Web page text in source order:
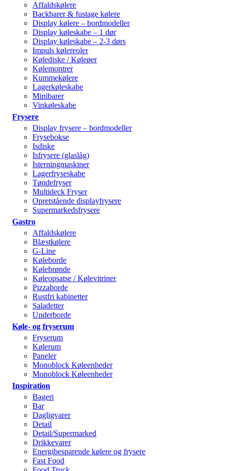
Affaldskølere
Backbarer & fustage kølere
Display kølere – bordmodeller
Display køleskabe – 1 dør
Display køleskabe – 2-3 dørs
Impuls kølereoler
Kølediske / Køleøer
Kølemontrer
Kummekølere
Lagerkøleskabe
Minibarer
Vinkøleskabe
Frysere
Display frysere – bordmodeller
Frysebokse
Isdiske
Isfrysere (glaslåg)
Isterningmaskiner
Lagerfryseskabe
Tøndefryser
Multideck Fryser
Opretstående displayfrysere
Supermarkedsfrysere
Gastro
Affaldskølere
Blæstkølere
G-Line
Køleborde
Kølebrønde
Køleopsatse / Kølevitriner
Pizzaborde
Rustfri kabinetter
Saladetter
Underborde
Køle- og fryserum
Fryserum
Kølerum
Paneler
Monoblock Køleenheder
Monoblock Køleenheder
Inspiration
Bageri
Bar
Dagligvarer
Detail
Detail/Supermarked
Drikkevarer
Energibesparende kølere og frysere
Fast Food